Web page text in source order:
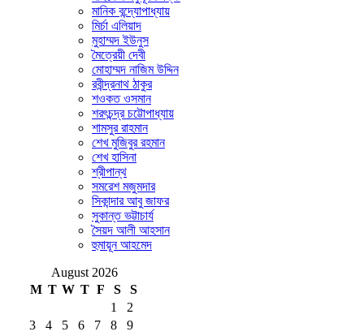
মানিক বন্দ্যোপাধ্যায়
মির্চা এলিয়াদ
মুহাম্মদ ইউনুস
মৈত্রেয়ী দেবী
মোহাম্মদ নাজিম উদ্দিন
রবীন্দ্রনাথ ঠাকুর
শওকত ওসমান
শরৎচন্দ্র চট্টোপাধ্যায়
শামসুর রাহমান
শেখ মুজিবুর রহমান
শেখ হাসিনা
শ্রীপান্থ
সমরেশ মজুমদার
সিকান্দার আবু জাফর
সুকান্ত ভট্টাচার্য
সৈয়দ আলী আহসান
হুমায়ূন আহমেদ
August 2026
M T W T F S
S
1
2
3
4 5 6 7 8
9